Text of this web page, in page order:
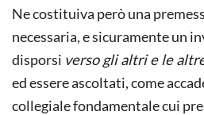
Ne costituiva però una
necessaria, e sicuramente un
disporsi verso gli altri e le
ed essere ascoltati, come
collegiale fondamentale cui